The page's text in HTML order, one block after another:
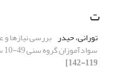
ت
تورانی، حیدر بررسی نیازها
سوادآموزان گروه سنی 49-10 ساله
119-142]